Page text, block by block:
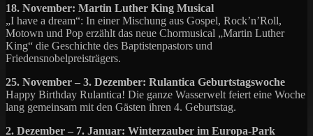
18. November: Martin Luther King Musical
„I have a dream“: In einer Mischung aus Gospel, Rock’n’Roll,
Motown und Pop erzählt das neue Chormusical „Martin Luther
King“ die Geschichte des Baptistenpastors und
Friedensnobelpreisträgers.
25. November – 3. Dezember: Rulantica Geburtstagswoche
Happy Birthday Rulantica! Die ganze Wasserwelt feiert eine Woche
lang gemeinsam mit den Gästen ihren 4. Geburtstag.
2. Dezember – 7. Januar: Winterzauber im Europa-Park